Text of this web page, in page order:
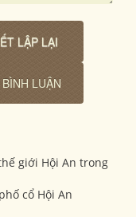
giới Hội An trong
cổ Hội An